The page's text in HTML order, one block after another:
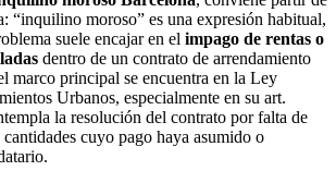
“inquilino moroso” es una expresión habitual,
suele encajar en el impago de rentas o
dentro de un contrato de arrendamiento
marco principal se encuentra en la Ley
Urbanos, especialmente en su art.
la resolución del contrato por falta de
cuyo pago haya asumido o